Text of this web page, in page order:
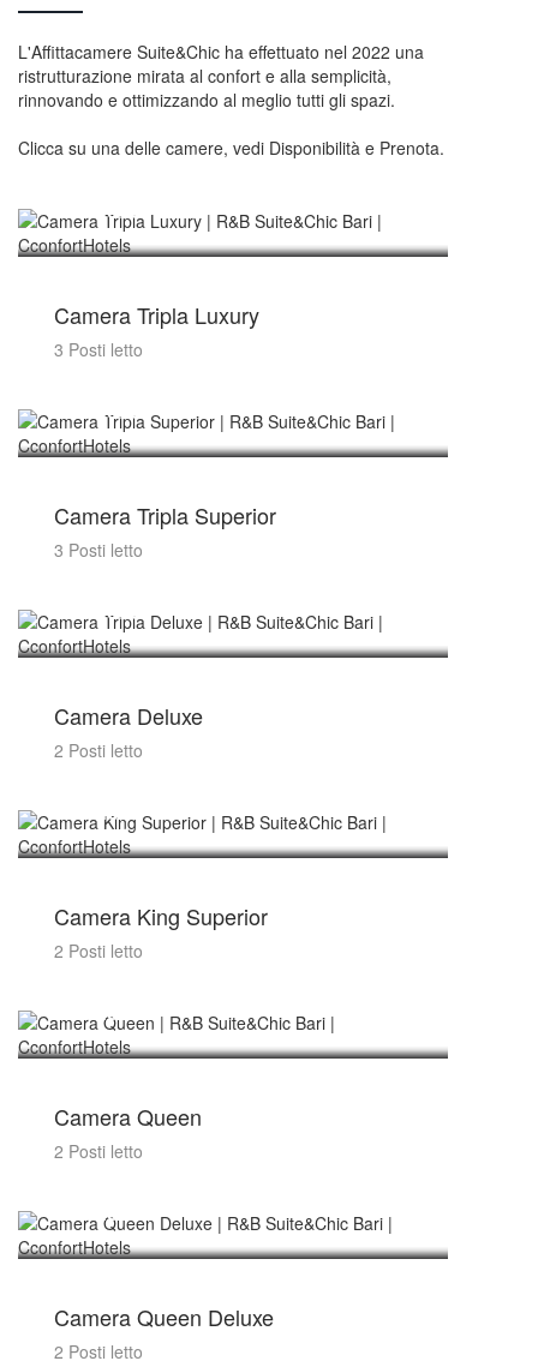
L'Affittacamere Suite&Chic ha effettuato nel 2022 una
ristrutturazione mirata al confort e alla semplicità,
rinnovando e ottimizzando al meglio tutti gli spazi.
Clicca su una delle camere, vedi Disponibilità e Prenota.
€ 89/notte
Camera Tripla Luxury
3 Posti letto
€ 89/notte
Camera Tripla Superior
3 Posti letto
€ 89/notte
Camera Deluxe
2 Posti letto
€ 89/notte
Camera King Superior
2 Posti letto
€ 89/notte
Camera Queen
2 Posti letto
€ 89/notte
Camera Queen Deluxe
2 Posti letto